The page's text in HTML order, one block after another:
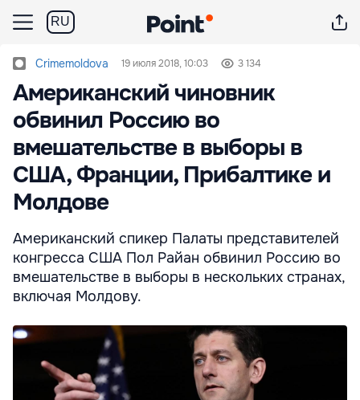
RU
Crimemoldova 19 июля 2018, 10:03 3 134
Американский чиновник
обвинил Россию во
вмешательстве в выборы в
США, Франции, Прибалтике и
Молдове
Американский спикер Палаты представителей
конгресса США Пол Райан обвинил Россию во
вмешательстве в выборы в нескольких странах,
включая Молдову.